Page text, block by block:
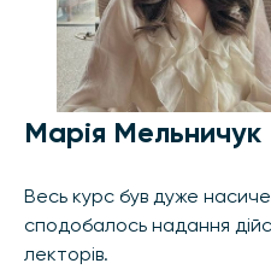
Марія Мельничук
Весь курс був дуже
сподобалось надання
лекторів.